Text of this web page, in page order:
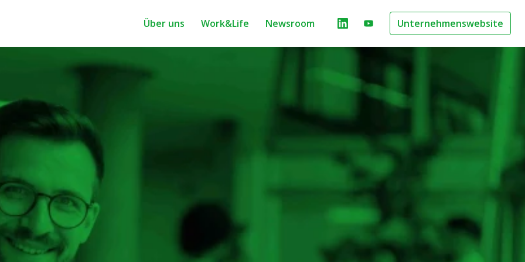
Über uns Work&Life Newsroom Unternehmenswebsite